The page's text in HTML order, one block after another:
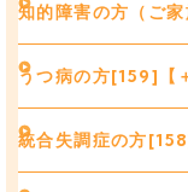
知的障害の方（ご
うつ病の方[159]【
統合失調症の方